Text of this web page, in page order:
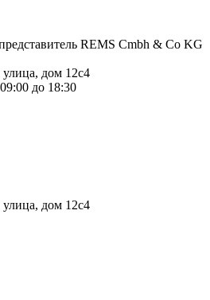
REMS Cmbh & Co KG
дом 12с4
до 18:30
дом 12с4